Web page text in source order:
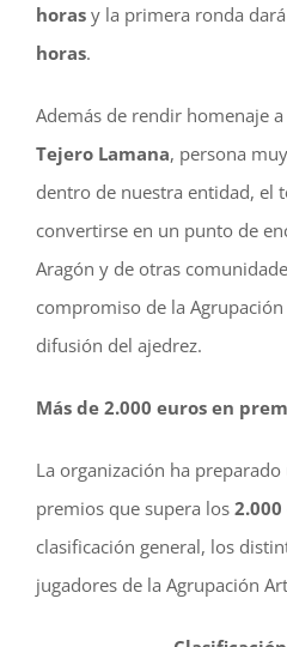
horas y la primera ronda
horas.
Además de rendir homenaje
Tejero Lamana, persona
dentro de nuestra entidad, el
convertirse en un punto de
Aragón y de otras
compromiso de la
difusión del ajedrez.
Más de 2.000 euros en
La organización ha
premios que supera los
clasificación general, los
jugadores de la Agrupación